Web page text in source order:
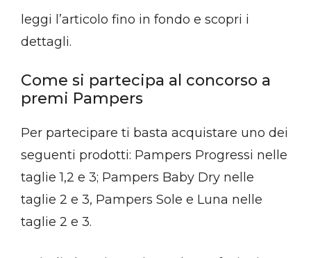
leggi l’articolo fino in fondo e scopri i
dettagli.
Come si partecipa al concorso a
premi Pampers
Per partecipare ti basta acquistare uno dei
seguenti prodotti: Pampers Progressi nelle
taglie 1,2 e 3; Pampers Baby Dry nelle
taglie 2 e 3, Pampers Sole e Luna nelle
taglie 2 e 3.